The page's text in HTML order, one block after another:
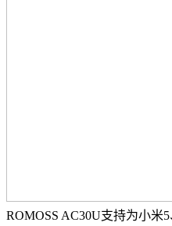
ROMOSS AC30U支持为小米